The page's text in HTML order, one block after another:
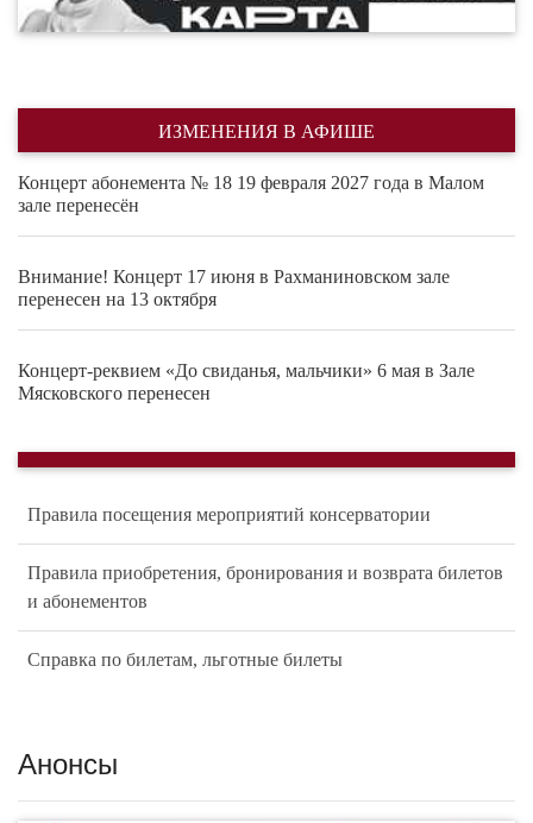
ИЗМЕНЕНИЯ В АФИШЕ
Концерт абонемента № 18 19 февраля 2027 года в Малом
зале перенесён
Внимание! Концерт 17 июня в Рахманиновском зале
перенесен на 13 октября
Концерт-реквием «До свиданья, мальчики» 6 мая в Зале
Мясковского перенесен
Правила посещения мероприятий консерватории
Правила приобретения, бронирования и возврата билетов
и абонементов
Справка по билетам, льготные билеты
Анонсы